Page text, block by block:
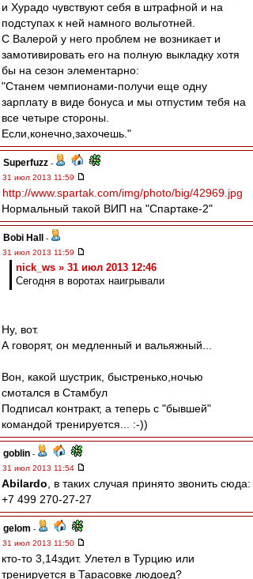
и Хурадо чувствуют себя в штрафной и на
подступах к ней намного вольготней.
С Валерой у него проблем не возникает и
замотивировать его на полную выкладку хотя
бы на сезон элементарно:
"Станем чемпионами-получи еще одну
зарплату в виде бонуса и мы отпустим тебя на
все четыре стороны.
Если,конечно,захочешь."
Superfuzz -
31 июл 2013 11:59
http://www.spartak.com/img/photo/big/42969.jpg
Нормальный такой ВИП на "Спартаке-2"
Bobi Hall
-
31 июл 2013 11:59
nick_ws » 31 июл 2013 12:46
Сегодня в воротах наигрывали
Ну, вот.
А говорят, он медленный и вальяжный...
Вон, какой шустрик, быстренько,ночью
смотался в Стамбул
Подписал контракт, а теперь с "бывшей"
командой тренируется... :-))
goblin -
31 июл 2013 11:54
Abilardo , в таких случая принято звонить сюда:
+7 499 270-27-27
gelom -
31 июл 2013 11:50
кто-то 3,14здит. Улетел в Турцию или
тренируется в Тарасовке людоед?